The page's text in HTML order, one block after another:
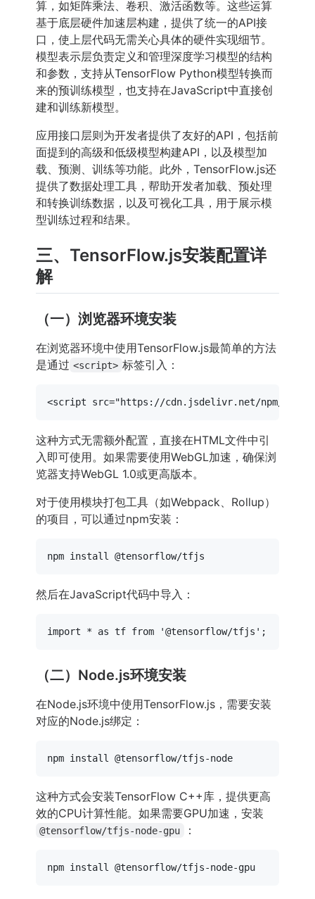
算，如矩阵乘法、卷积、激活函数等。这些运算
基于底层硬件加速层构建，提供了统一的API接
口，使上层代码无需关心具体的硬件实现细节。
模型表示层负责定义和管理深度学习模型的结构
和参数，支持从TensorFlow Python模型转换而
来的预训练模型，也支持在JavaScript中直接创
建和训练新模型。
应用接口层则为开发者提供了友好的API，包括前
面提到的高级和低级模型构建API，以及模型加
载、预测、训练等功能。此外，TensorFlow.js还
提供了数据处理工具，帮助开发者加载、预处理
和转换训练数据，以及可视化工具，用于展示模
型训练过程和结果。
三、TensorFlow.js安装配置详
解
（一）浏览器环境安装
在浏览器环境中使用TensorFlow.js最简单的方法
是通过 <script> 标签引入：
<script src="https://cdn.jsdelivr.net/npm/
这种方式无需额外配置，直接在HTML文件中引
入即可使用。如果需要使用WebGL加速，确保浏
览器支持WebGL 1.0或更高版本。
对于使用模块打包工具（如Webpack、Rollup）
的项目，可以通过npm安装：
然后在JavaScript代码中导入：
import * as tf from '@tensorflow/tfjs'
（二）Node.js环境安装
在Node.js环境中使用TensorFlow.js，需要安装
对应的Node.js绑定：
这种方式会安装TensorFlow C++库，提供更高
效的CPU计算性能。如果需要GPU加速，安装
@tensorflow/tfjs-node-gpu ：